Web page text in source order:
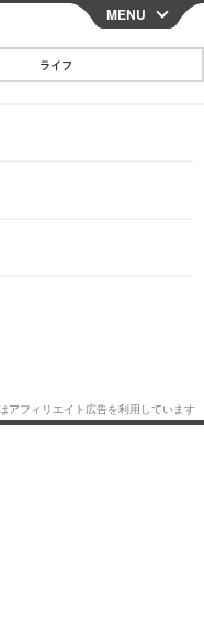
CLOSE
MENU
ライフ